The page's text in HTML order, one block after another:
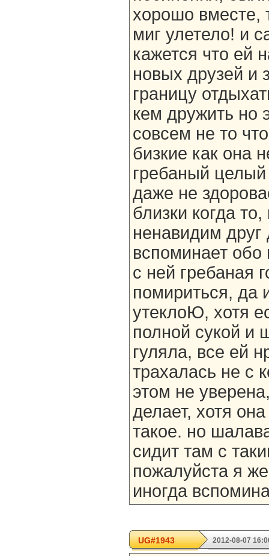
хорошо вместе,
миг улетело! и
кажется что ей
новых друзей и
границу
кем дружить но
совсем не то
бизкие как она
гребаный
даже не
близки когда
ненавидим
вспоминает
с ней гребаная
помириться, да
утеклоЮ, хотя
полной сукой и
гуляла, все ей
трахалась не с
этом не
делает, хотя
такое. но
сидит там с
пожалуйста я
иногда
UG#1943 2012-08-07